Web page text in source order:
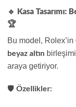
🔹 Kasa Tasarımı:
🏆
Bu model, Rolex’in
beyaz altın
araya getiriyor.
🛡️ Özellikler: